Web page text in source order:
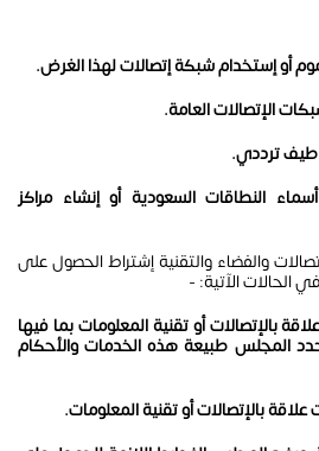
النطاقات السعودية أو إنشاء مراكز
والفضاء والتقنية إشتراط الحصول على
الحالات الآتية: -
بالإتصالات أو تقنية المعلومات بما فيها
المجلس طبيعة هذه الخدمات والأحكام